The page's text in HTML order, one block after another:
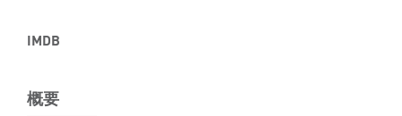
IMDB
概要